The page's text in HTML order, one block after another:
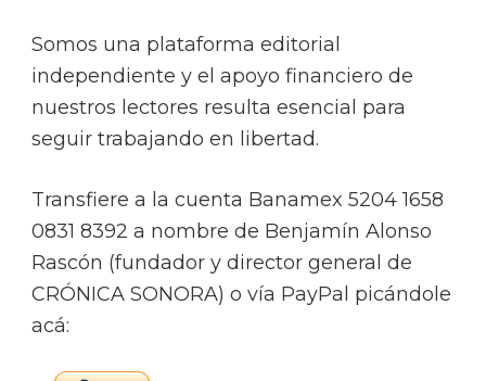
Somos una plataforma editorial
independiente y el apoyo financiero de
nuestros lectores resulta esencial para
seguir trabajando en libertad.
Transfiere a la cuenta Banamex 5204 1658
0831 8392 a nombre de Benjamín Alonso
Rascón (fundador y director general de
CRÓNICA SONORA) o vía PayPal picándole
acá: